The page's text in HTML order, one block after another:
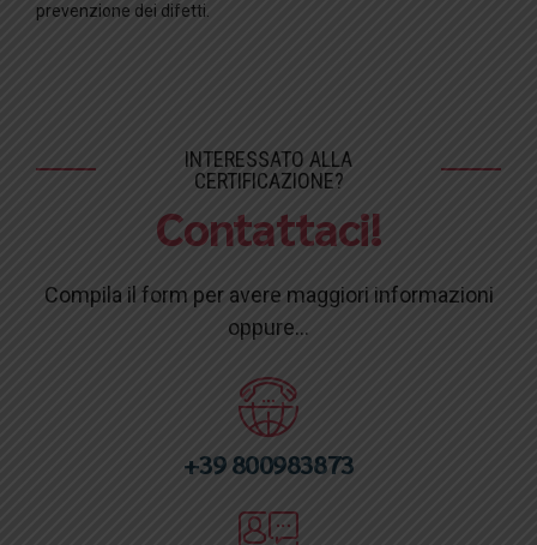
prevenzione dei difetti.
INTERESSATO ALLA
CERTIFICAZIONE?
Contattaci!
Compila il form per avere maggiori informazioni
oppure...
+39 800983873